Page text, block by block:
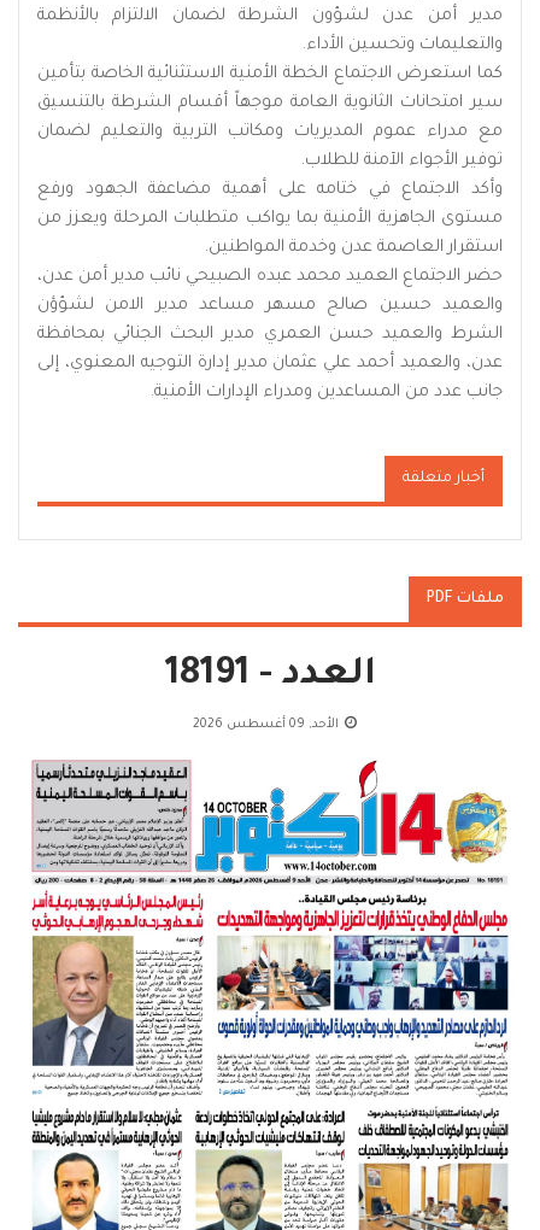
مدير أمن عدن لشؤون الشرطة لضمان الالتزام بالأنظمة
والتعليمات وتحسين الأداء.
كما استعرض الاجتماع الخطة الأمنية الاستثنائية الخاصة بتأمين
سير امتحانات الثانوية العامة موجهاً أقسام الشرطة بالتنسيق
مع مدراء عموم المديريات ومكاتب التربية والتعليم لضمان
توفير الأجواء الآمنة للطلاب.
وأكد الاجتماع في ختامه على أهمية مضاعفة الجهود ورفع
مستوى الجاهزية الأمنية بما يواكب متطلبات المرحلة ويعزز من
استقرار العاصمة عدن وخدمة المواطنين.
حضر الاجتماع العميد محمد عبده الصبيحي نائب مدير أمن عدن،
والعميد حسين صالح مسهر مساعد مدير الامن لشؤؤن
الشرط والعميد حسن العمري مدير البحث الجنائي بمحافظة
عدن، والعميد أحمد علي عثمان مدير إدارة التوجيه المعنوي، إلى
جانب عدد من المساعدين ومدراء الإدارات الأمنية.
أخبار متعلقة
ملفات PDF
العدد - 18191
الأحد, 09 أغسطس 2026